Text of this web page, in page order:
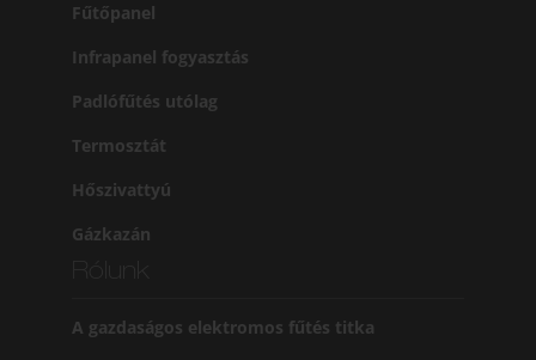
Fűtőpanel
Infrapanel fogyasztás
Padlófűtés utólag
Termosztát
Hőszivattyú
Gázkazán
A gazdaságos elektromos fűtés titka